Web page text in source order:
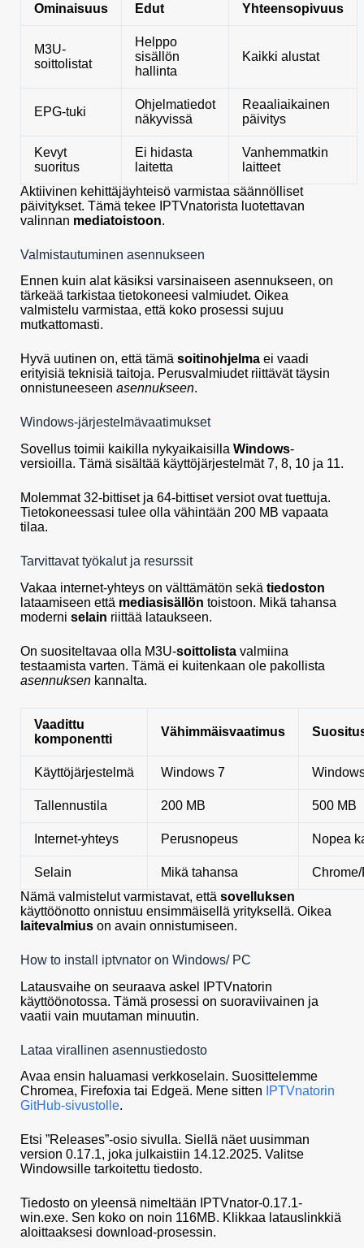
Ominaisuus Edut Yhteensopivuus
M3U-
soittolistat
Helppo
sisällön
hallinta
Kaikki alustat
EPG-tuki
Ohjelmatiedot
näkyvissä
Reaaliaikainen
päivitys
Kevyt
suoritus
Ei hidasta
laitetta
Vanhemmatkin
laitteet
Aktiivinen kehittäjäyhteisö varmistaa säännölliset
päivitykset. Tämä tekee IPTVnatorista luotettavan
valinnan mediatoistoon.
Valmistautuminen asennukseen
Ennen kuin alat käsiksi varsinaiseen asennukseen, on
tärkeää tarkistaa tietokoneesi valmiudet. Oikea
valmistelu varmistaa, että koko prosessi sujuu
mutkattomasti.
Hyvä uutinen on, että tämä soitinohjelma ei vaadi
erityisiä teknisiä taitoja. Perusvalmiudet riittävät täysin
onnistuneeseen asennukseen.
Windows-järjestelmävaatimukset
Sovellus toimii kaikilla nykyaikaisilla Windows-
versioilla. Tämä sisältää käyttöjärjestelmät 7, 8, 10 ja 11.
Molemmat 32-bittiset ja 64-bittiset versiot ovat tuettuja.
Tietokoneessasi tulee olla vähintään 200 MB vapaata
tilaa.
Tarvittavat työkalut ja resurssit
Vakaa internet-yhteys on välttämätön sekä tiedoston
lataamiseen että mediasisällön toistoon. Mikä tahansa
moderni selain riittää lataukseen.
On suositeltavaa olla M3U-soittolista valmiina
testaamista varten. Tämä ei kuitenkaan ole pakollista
asennuksen kannalta.
Vaadittu
komponentti
Vähimmäisvaatimus
Käyttöjärjestelmä Windows 7
Tallennustila 200 MB 500 MB
Internet-yhteys Perusnopeus Nopea
Selain Mikä tahansa
Nämä valmistelut varmistavat, että sovelluksen
käyttöönotto onnistuu ensimmäisellä yrityksellä. Oikea
laitevalmius on avain onnistumiseen.
How to install iptvnator on Windows/ PC
Latausvaihe on seuraava askel IPTVnatorin
käyttöönotossa. Tämä prosessi on suoraviivainen ja
vaatii vain muutaman minuutin.
Lataa virallinen asennustiedosto
Avaa ensin haluamasi verkkoselain. Suosittelemme
Chromea, Firefoxia tai Edgeä. Mene sitten
IPTVnatorin
GitHub-sivustolle.
Etsi ”Releases”-osio sivulla. Siellä näet uusimman
version 0.17.1, joka julkaistiin 14.12.2025. Valitse
Windowsille tarkoitettu tiedosto.
Tiedosto on yleensä nimeltään IPTVnator-0.17.1-
win.exe. Sen koko on noin 116MB. Klikkaa latauslinkkiä
aloittaaksesi download-prosessin.